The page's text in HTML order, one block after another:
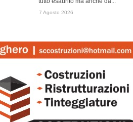
7 Agosto 2026